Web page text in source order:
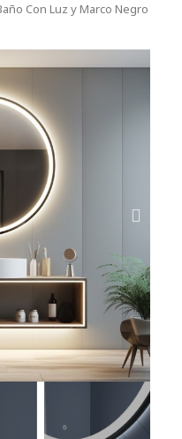
Con Luz y Marco Negro